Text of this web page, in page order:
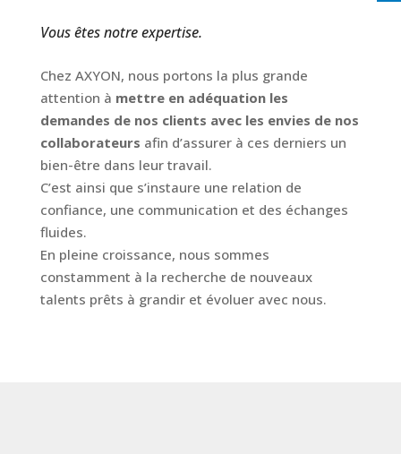
Vous êtes notre expertise.
Chez AXYON, nous portons la plus grande
attention à mettre en adéquation les
demandes de nos clients avec les envies de nos
collaborateurs afin d’assurer à ces derniers un
bien-être dans leur travail.
C’est ainsi que s’instaure une relation de
confiance, une communication et des échanges
fluides.
En pleine croissance, nous sommes
constamment à la recherche de nouveaux
talents prêts à grandir et évoluer avec nous.